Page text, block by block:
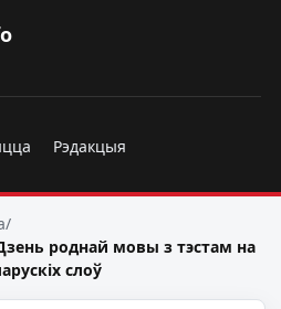
Рэдакцыя
/
роднай мовы з тэстам на
слоў